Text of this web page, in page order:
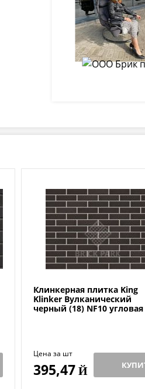
Клинкерная плитка King
Klinker Вулканический
черный (18) NF10 угловая
Цена за шт
395,47Й